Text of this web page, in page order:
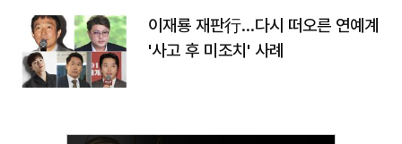
이재룡 재판行…다시 떠오른 연예계
'사고 후 미조치' 사례